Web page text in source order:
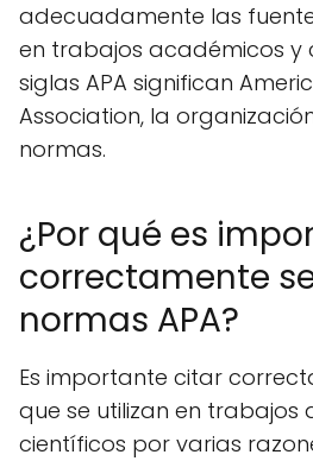
adecuadamente las
en trabajos académicos y
siglas APA significan
Association, la
normas.
¿Por qué es
correctamente
normas APA?
Es importante citar
que se utilizan en trabajos
científicos por varias